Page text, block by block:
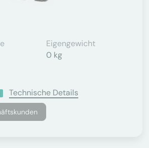
Eigengewicht
0 kg
Technische Details